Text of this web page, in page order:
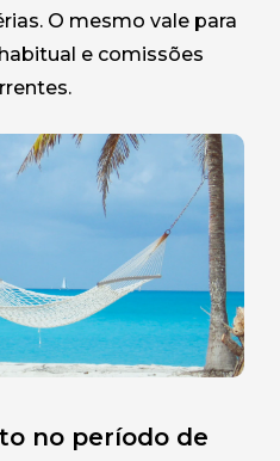
O mesmo vale para
e comissões
no período de